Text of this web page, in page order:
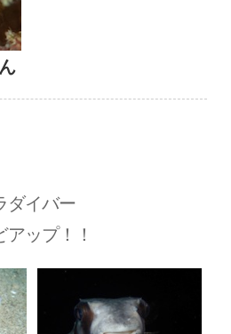
ダイバー
ップ！！